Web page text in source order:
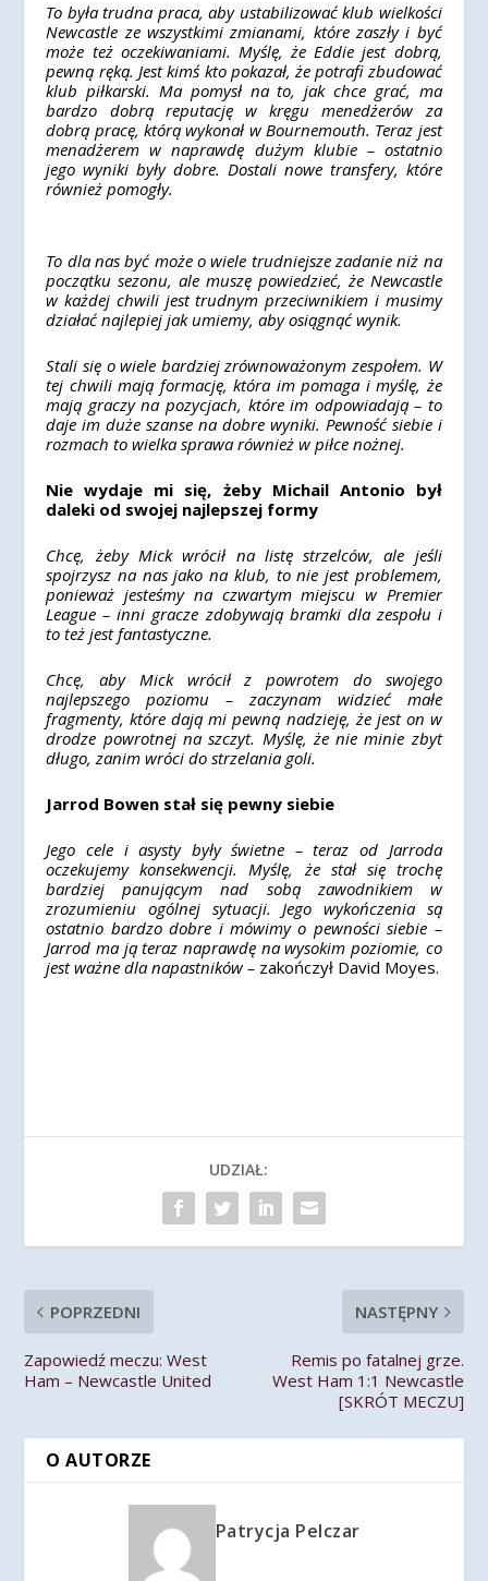
To była trudna praca, aby ustabilizować klub wielkości
Newcastle ze wszystkimi zmianami, które zaszły i być
może też oczekiwaniami. Myślę, że Eddie jest dobrą,
pewną ręką. Jest kimś kto pokazał, że potrafi zbudować
klub piłkarski. Ma pomysł na to, jak chce grać, ma
bardzo dobrą reputację w kręgu menedżerów za
dobrą pracę, którą wykonał w Bournemouth. Teraz jest
menadżerem w naprawdę dużym klubie – ostatnio
jego wyniki były dobre. Dostali nowe transfery, które
również pomogły.
To dla nas być może o wiele trudniejsze zadanie niż na
początku sezonu, ale muszę powiedzieć, że Newcastle
w każdej chwili jest trudnym przeciwnikiem i musimy
działać najlepiej jak umiemy, aby osiągnąć wynik.
Stali się o wiele bardziej zrównoważonym zespołem. W
tej chwili mają formację, która im pomaga i myślę, że
mają graczy na pozycjach, które im odpowiadają – to
daje im duże szanse na dobre wyniki. Pewność siebie i
rozmach to wielka sprawa również w piłce nożnej.
Nie wydaje mi się, żeby Michail Antonio był
daleki od swojej najlepszej formy
Chcę, żeby Mick wrócił na listę strzelców, ale jeśli
spojrzysz na nas jako na klub, to nie jest problemem,
ponieważ jesteśmy na czwartym miejscu w Premier
League – inni gracze zdobywają bramki dla zespołu i
to też jest fantastyczne.
Chcę, aby Mick wrócił z powrotem do swojego
najlepszego poziomu – zaczynam widzieć małe
fragmenty, które dają mi pewną nadzieję, że jest on w
drodze powrotnej na szczyt. Myślę, że nie minie zbyt
długo, zanim wróci do strzelania goli.
Jarrod Bowen stał się pewny siebie
Jego cele i asysty były świetne – teraz od Jarroda
oczekujemy konsekwencji. Myślę, że stał się trochę
bardziej panującym nad sobą zawodnikiem w
zrozumieniu ogólnej sytuacji. Jego wykończenia są
ostatnio bardzo dobre i mówimy o pewności siebie –
Jarrod ma ją teraz naprawdę na wysokim poziomie, co
jest ważne dla napastników – zakończył David Moyes.
UDZIAŁ:
POPRZEDNI
Zapowiedź meczu: West
Ham – Newcastle United
NASTĘPNY
Remis po fatalnej grze.
West Ham 1:1 Newcastle
[SKRÓT MECZU]
O AUTORZE
Patrycja Pelczar